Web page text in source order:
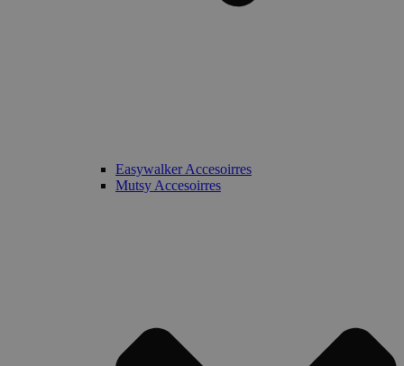
Easywalker Accesoirres
Mutsy Accesoirres